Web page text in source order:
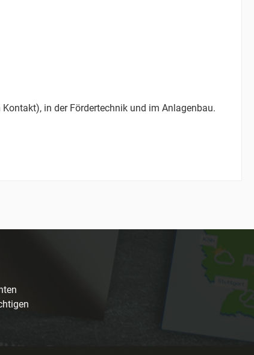
in der Fördertechnik und im Anlagenbau.